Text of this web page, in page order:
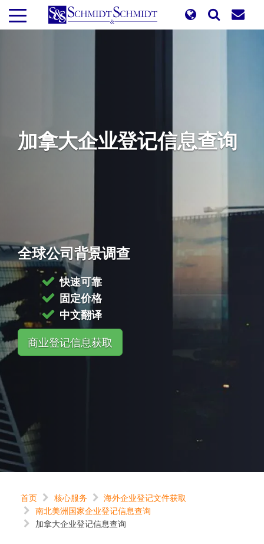
到
加拿大企业登记信息查询
全球公司背景调查
快速可靠
固定价格
中文翻译
商业登记信息获取
首页 核心服务
海外企业登记文件获取
南北美洲国家企业登记信息查询
加拿大企业登记信息查询